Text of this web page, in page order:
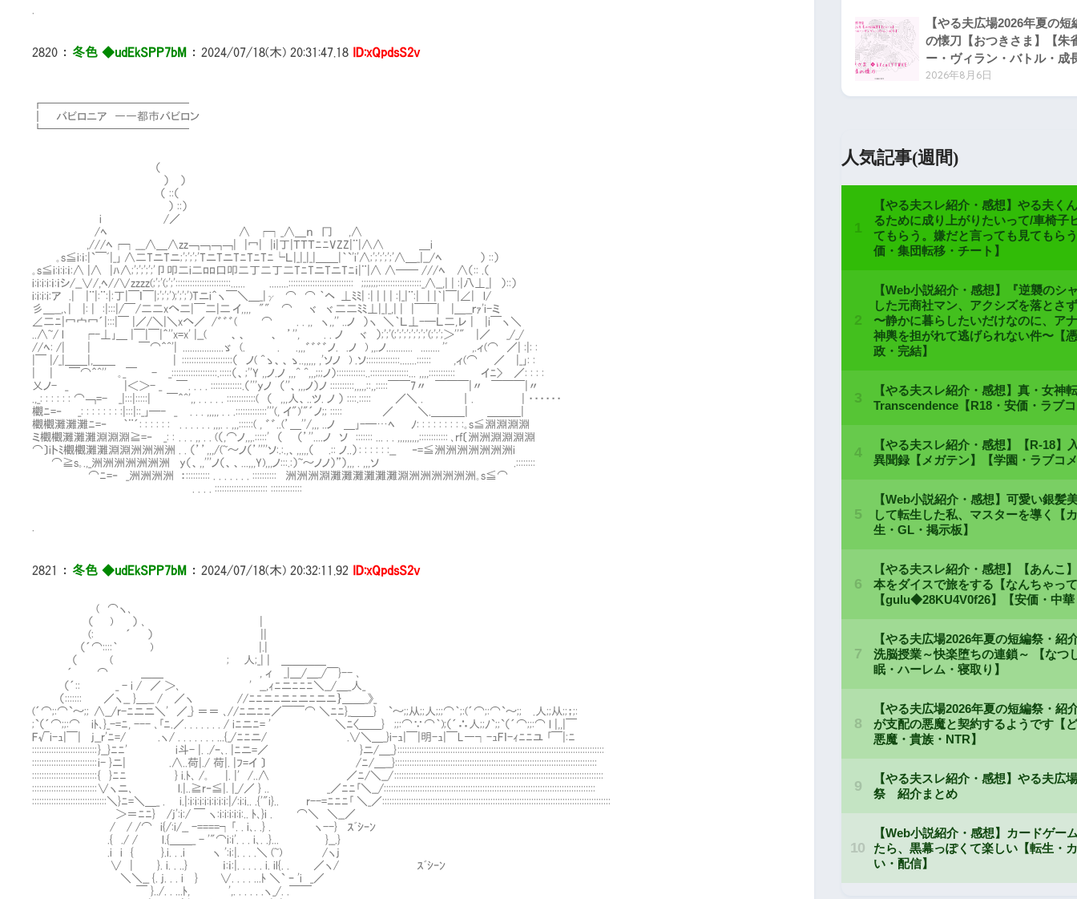
2820 ： 冬色 ◆udEkSPP7bM ： 2024/07/18(木) 20:31:47.18 ID:xQpdsS2v
┏━━━━━━━━━━━━━
┃ バビロニア ――都市バビロン
┗━━━━━━━━━────
（
） ）
（ ::（
） ::）
i /／
/ﾍ ∧ ┌┐_∧＿ｎ 冂 ,∧
,///ﾍ┌┐___∧＿∧zz￢￢￢￢| |冖| |i|丁|ＴＴＴﾆﾆVZZ|¨|∧∧ ＿i
｡s≦i:ｉ:|`￣ﾞ|_｣ ∧二TニTニ;';';';'TニTニTﾆTﾆTﾆ└Ｌ|_|_|_|＿＿|｀`'i'∧;';';';';'∧＿_|__/ﾍ ） ::）
｡s≦i:i:i:ｉ:∧ |∧ |ﾊ∧;';';';';'卩叩二i二ﾛﾛ口叩二丁二丁二TﾆTニTニTﾆｉ|¨|∧ ∧── ///ﾍ ∧（:: .（
i:i:i:i:ｉ:ｉシ/__∨/,ﾍ//∨zzzz(;';'(;';':::::::::::::::::::::::...... ........::::::::::::::::::::::::::: ;;;;;;;::::::::::::::::::_∧__,| | :|八⊥_| ）::）
i:i:i:i:ア .| |¨|:¨:|:丁|￣ｌ￣|;';';');';';')Tニi＾ヽ￣＼＿_|γ ⌒ ⌒ ｀ヘ ⊥ﾐﾐ| :| | | | :|_|¨:| | |｀|￣|∠| l/
彡＿__,､| |: | :|:::|/￣/二二xへ二|￣二|二 イ,,,, "" ⌒ ヾ ヾ 二二ﾐﾐ⊥|_|_,| | |￣￣| |＿__ｒｧ'i-ミ
∠二ﾆ|冖宀冖´|:::|￣ |／/＼|＼xへ／ /゛゛゛( ⌒ . . ,, ヽ,,'' ..ノ ）ヽ ＼｀Ｌ⊥-─Ｌ二,レ | |i￣ヽ＼
..∧~/ l ┌-⊥｣＿ |￣|￣|＾''x=x' |__( 、、 、 ’'', . . ノ ヾ ）;';'(;';';';';';';'(;';';＞''" |／ _/_/
//ﾍ: /| | ￣⌒＾^'| .................ゞ (. . .,,,゛゛゛゛ノ. .ノ ) ,,.ノ........... ........ 'ﾞ ,.ィ(⌒ ／| :|: :
|￣ |/_|＿＿|,＿＿ | :::::::::::::::::::::（ ノ( ^ゝ、、ゝ..,,,,, ,'ソノ ) .ソ::::::::::::::.......:::::: ,ィ(⌒ ／ |_｣: :
| | ￣⌒＾^''㍉｡_￣ - _:::::::::::::::::::.:::::（、;''Y ,,ノ.ノ ,,,^ ^,,,;;;ノ）::::::::::::..::::::::::::::::... ,,,,::::::::::: イﾆ> ／: : : :
乂ノ- _ |＜＞- _ ￣ . . . . :::::::::::::.（'''yノ （''、,,,ノ）ノ ::::::::::,,,,,::,,:::::￣￣7〃 ￣￣￣|〃 ￣￣￣|〃
.,_: : : : : : ⌒￢=- _|:::|:::::| ￣＾^',, . . . . . ::::::::::::( （ ,,,人、..ツ. ノ ） ::::.::::: ／＼ . ｜. | ・・・・・・
欟ﾆ=‐ _: : : : : : : :|:::|::_｣─- _ . . . ,,,,, . . .:::::::::::::'''(, イ")'"´ノ;; ::::: ／ ＼.＿＿＿| ＿＿＿|
欟欟灘灘灘ﾆ=‐ ｀¨´: : : : : : . . . . . . ,,,. . ,,,::::::( , ゛゛..(’＿''/,,, ..ノ ＿｣-─…ﾍ ﾉ: : : : : : : : :｡s≦淵淵淵淵
ミ欟欟灘灘灘淵淵淵≧=‐ _: : . . . ,, . . (（,⌒ノ,,,.:::::' （ （’''....ノ ソ ::::::: ... . . ,,,,,,,,,:::::::::::: ､rf〔洲洲淵淵淵淵
⌒〕iトﾐ欟欟灘灘淵淵洲洲洲洲 . . （’’,,,/(~～ノ（’''''ソ:.:.,、,,,,,（ .:: ノ..） : : : : : :__ ‐=≦洲洲洲洲洲洲洲i㌢
⌒≧s｡.,_洲洲洲洲洲洲洲 y（、,,'''ノ（、、...,,,Y),,,ノ:::.:）~～ノノ）”）,,, . ,,,ソ .::::::::
⌒ﾆ=‐ _洲洲洲洲 ：:::::::::: . . . . . . . :::::::::: 洲洲洲淵灘灘灘灘灘灘淵洲洲洲洲洲洲｡s≦⌒
. . . . :::::::::::::::::::::: :::::::::::::
2821 ： 冬色 ◆udEkSPP7bM ： 2024/07/18(木) 20:32:11.92 ID:xQpdsS2v
( ⌒ヽ､
（ ) ） ､ |
(: ´ ） ||
（´⌒::::｀ ) |.|
（ ( ; 人;_| | ＿＿＿＿
´ ⌒ ＿＿ , ィ _|＿/＿_/￣}-- ､
（´:: _ - i / ／ ＞､ ' __,ｨﾆニﾆﾆﾆ＼__/＿_人_
（::::::: ／ヽ__ }＿__ / ／ヽ //ﾆﾆニﾆニﾆニﾆニニ｝＿＿_》_
(´⌒;:⌒`～;; ∧__/r-ﾆニニ＼' ／_} ＝＝ ､//ﾆニﾆﾆ／￣￣⌒ ＼ﾆﾆ}_＿＿} `～;;从;;人;;;⌒｀;:(´⌒;:⌒`～;; .人;;从;;；;:
;`（´⌒;;:⌒ iﾄ､}_-=ﾆ, --- ､｢ﾆ.／. . . . . . . / iﾆニﾆ= ' ＼ﾆ〈＿＿} ;;:⌒∵⌒｀);（´∴人;;ﾉ`;;`（´⌒;;:⌒ l |,,|￣
F√i-ｭ|￣| j__r'ﾆ=/ .ヽ/ . . . . . . . ...{_/ﾆﾆニ/ .∨＼＿_}i-ｭ|￣|明-ｭ|￣L―┐-ｭFｌ-ｨﾆﾆユ ｢￣|:ﾆ
::::::::::::::::::::::::::: }__}ﾆﾆ' i斗- |. ./ｰ､. |ﾆニ=／ }ニ/＿_} ::::::::::::::::::::::::::::::::::::::::::::::::::::::::::::::::::::::::::::::::::::::
::::::::::::::::::::::::::: i- }ニ| .∧..荷|./ 荷|. |ﾌ=イ 〕 /ﾆ/＿__}::::::::::::::::::::::::::::::::::::::::::::::::::::::::::::::::::::::::::::::::::::
::::::::::::::::::::::::::: { }ﾆﾆ } i.ﾄ､ /｡ |. |' /..∧ ／ﾆ/＼__/ :::::::::::::::::::::::::::::::::::::::::::::::::::::::::::::::::::::::::::::::::::::::
::::::::::::::::::::::::::: ∨ヽニ､ l.|..≧r‐≦|. |_/／ } .. _／ﾆﾆ｢＼__/::::::::::::::::::::::::::::::::::::::::::::::::::::::::::::::::::::::::::::::::::::::::
:::::::::::::::::::::::::::::::＼}ﾆ=＼＿_ . i.|:i:i:i:i:i:i:i:i:|/:i:i.. .{'"i}.. r--=ﾆﾆﾆ｢ ＼_／:::::::::::::::::::::::::::::::::::::::::::::::::::::::::::::::::::::::::::::::::::::::::::::::
＞＝ﾆﾆ} /j':i:/ ￣ ヽ:i:i:i:i:i:.. ﾄ､}i . ⌒＼ ＼__／
/ / /⌒ i{/:i/__ -====┐｢. . i､. .} . ヽ--} ｽﾞｼｰﾝ
.{ ./ / l.{＿＿_ - '"⌒i:i'. . . i､. .}... }__.}
.i i { }.i. . .i ヽ ':i:|. . . .＼ (~) /ヽj
∨ | }. i. . ..} ｉ:ｉ:|. . . . . i. il{. . ／ヽ/ ｽﾞｼｰﾝ
＼＼__ {. j. . . i } ∨. . . . ...ﾄ ＼` ｰ 'i _／
￣ }../. . ...ﾄ, ',. . . . . .ヽ_/. .￣￣
【やる夫広場2026年夏の
の懐刀【おつきさま】【朱
ー・ヴィラン・バトル・成
2026年8月6日
人気記事(週間)